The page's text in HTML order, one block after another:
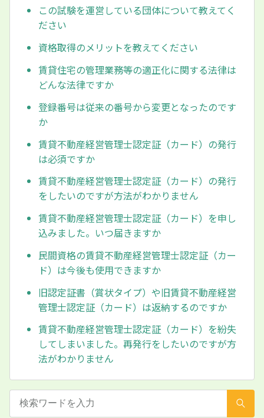
この試験を運営している団体について教えてく
ださい
資格取得のメリットを教えてください
賃貸住宅の管理業務等の適正化に関する法律は
どんな法律ですか
登録番号は従来の番号から変更となったのです
か
賃貸不動産経営管理士認定証（カード）の発行
は必須ですか
賃貸不動産経営管理士認定証（カード）の発行
をしたいのですが方法がわかりません
賃貸不動産経営管理士認定証（カード）を申し
込みました。いつ届きますか
民間資格の賃貸不動産経営管理士認定証（カー
ド）は今後も使用できますか
旧認定証書（賞状タイプ）や旧賃貸不動産経営
管理士認定証（カード）は返納するのですか
賃貸不動産経営管理士認定証（カード）を紛失
してしまいました。再発行をしたいのですが方
法がわかりません